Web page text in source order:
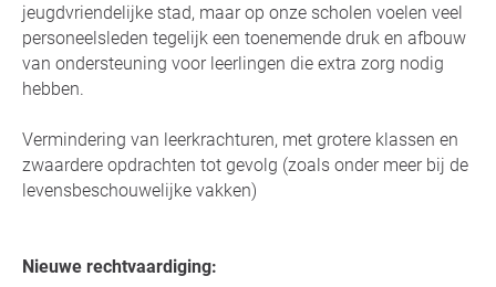
jeugdvriendelijke stad, maar op onze scholen voelen veel
personeelsleden tegelijk een toenemende druk en afbouw
van ondersteuning voor leerlingen die extra zorg nodig
hebben.
Vermindering van leerkrachturen, met grotere klassen en
zwaardere opdrachten tot gevolg (zoals onder meer bij de
levensbeschouwelijke vakken)
Nieuwe rechtvaardiging: